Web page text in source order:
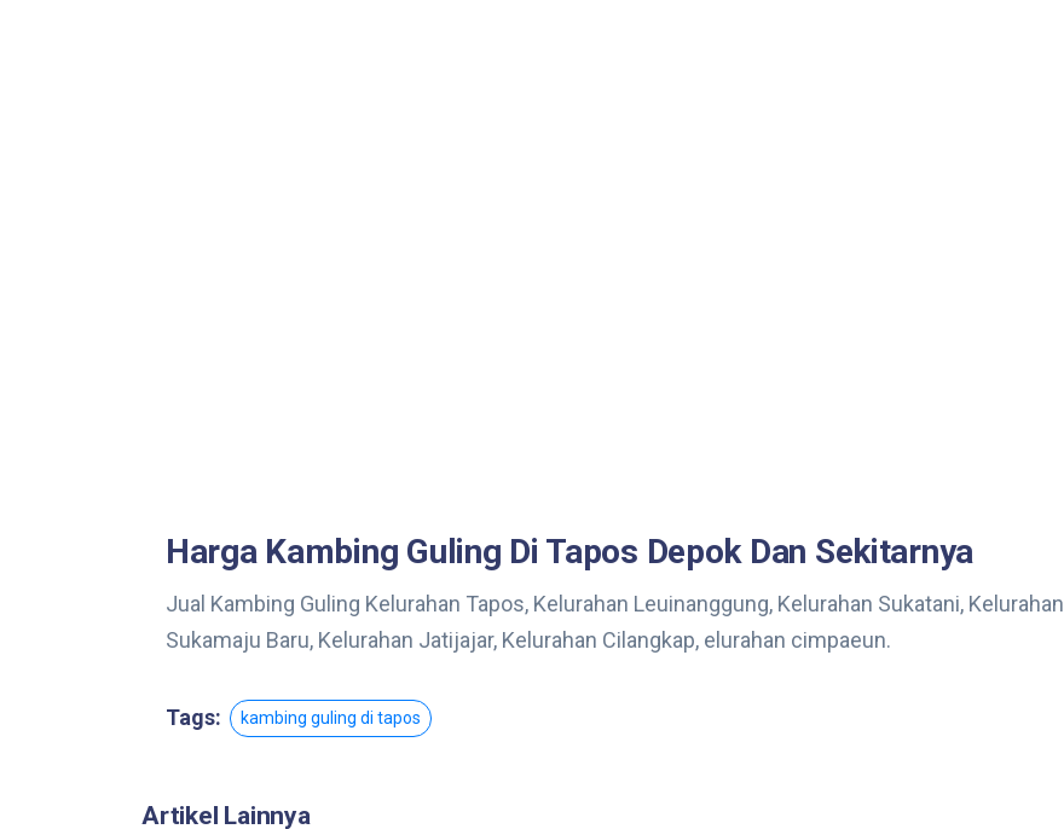
Harga Kambing Guling Di Tapos Depok Dan Sekitarnya
Jual Kambing Guling Kelurahan Tapos, Kelurahan Leuinanggung, Kelurahan Sukatani, Kelurahan
Sukamaju Baru, Kelurahan Jatijajar, Kelurahan Cilangkap, elurahan cimpaeun.
Tags: kambing guling di tapos
Artikel Lainnya